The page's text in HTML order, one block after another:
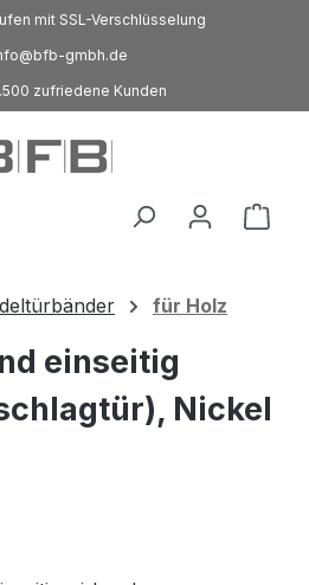
mit SSL-Verschlüsselung
gmbh.de
zufriedene Kunden
für Holz
einseitig
Nickel